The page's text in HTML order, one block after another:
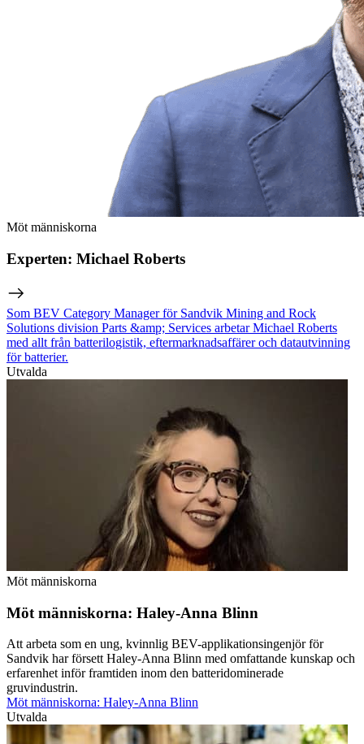
Möt människorna
Experten: Michael Roberts
Som BEV Category Manager för Sandvik Mining and Rock
Solutions division Parts &amp; Services arbetar Michael Roberts
med allt från batterilogistik, eftermarknadsaffärer och datautvinning
för batterier.
Utvalda
Möt människorna
Möt människorna: Haley-Anna Blinn
Att arbeta som en ung, kvinnlig BEV-applikationsingenjör för
Sandvik har försett Haley-Anna Blinn med omfattande kunskap och
erfarenhet inför framtiden inom den batteridominerade
gruvindustrin.
Möt människorna: Haley-Anna Blinn
Utvalda